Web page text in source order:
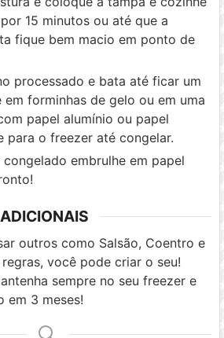
15 minutos ou até que a
fique bem macio em ponto de
processado e bata até ficar um
em forminhas de gelo ou em uma
papel alumínio ou papel
para o freezer até congelar.
embrulhe em papel
outros como Salsão, Coentro e
você pode criar o seu!
sempre no seu freezer e
em 3 meses!